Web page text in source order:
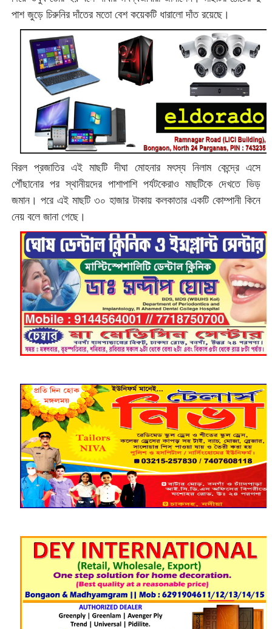
পাশ জুড়ে চিরুনির দাঁতের মতো বেশ কয়েকটি ধারালো দাঁত রয়েছে।
বিরল প্রজাতির এই মাছটি দীঘা মোহনার মৎস্য নিলাম কেন্দ্রে এসে
পৌঁছানোর পর স্থানীয়দের পাশাপাশি পর্যটকেরাও মাছটিকে দেখতে ভিড়
জমান। পরে এই মাছটি ৩০ হাজার টাকায় কলকাতার একটি কোম্পানী কিনে
নেয় বলে জানা গেছে।